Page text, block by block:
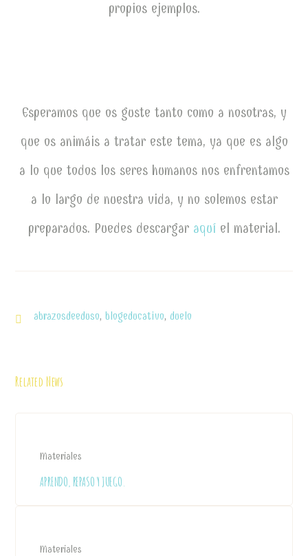
propios ejemplos.
Esperamos que os guste tanto como a nosotras, y
que os animáis a tratar este tema, ya que es algo
a lo que todos los seres humanos nos enfrentamos
a lo largo de nuestra vida, y no solemos estar
preparados. Puedes descargar aquíel material.
abrazosdeeduso,blogeducativo,duelo
Related News
Materiales
APRENDO, REPASO Y JUEGO.
Materiales